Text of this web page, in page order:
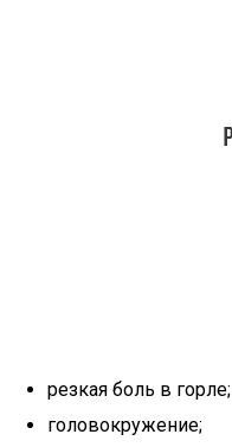
резкая боль в горле;
головокружение;